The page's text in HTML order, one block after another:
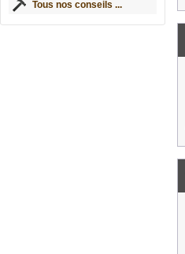
Tous nos conseils ...